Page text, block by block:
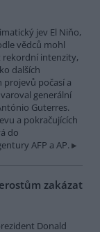
jev El Niňo,
vědců mohl
intenzity,
dalších
projevů počasí a
generální
Guterres.
a pokračujících
do
AFP a AP.
zakázat
Donald